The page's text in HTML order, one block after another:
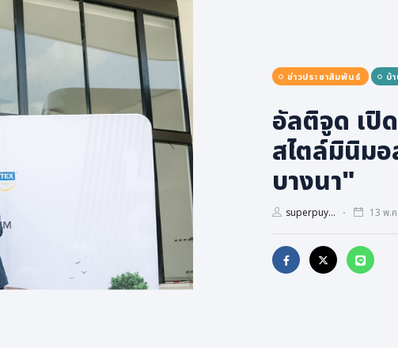
ข่าวประชาสัมพันธ์ บ้
อัลติจูด เปิ
สไตล์มินิม
บางนา"
superpuy... 13 พ.